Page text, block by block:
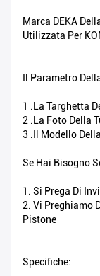
Marca DEKA
Utilizzata Per
Il Parametro
1 .La Targhetta
2 .La Foto Della
3 .Il Modello
Se Hai Bisogno
1. Si Prega Di
2. Vi Preghiamo
Pistone
Specifiche: